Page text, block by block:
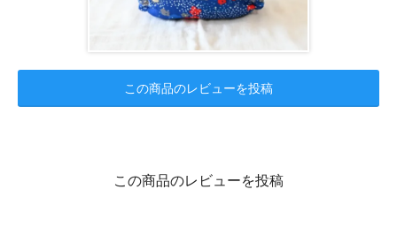
この商品のレビューを投稿
この商品のレビューを投稿